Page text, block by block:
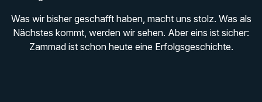
Was wir bisher geschafft haben, macht uns stolz. Was als
Nächstes kommt, werden wir sehen. Aber eins ist sicher:
Zammad ist schon heute eine Erfolgsgeschichte.